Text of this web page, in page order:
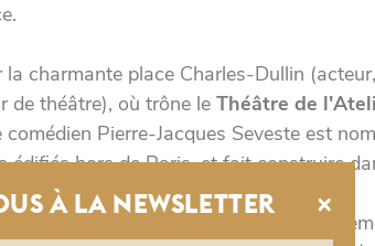
charmante place Charles-Dullin (acteur,
de théâtre), où trône le Théâtre de
Pierre-Jacques Seveste est
édifiés hors de Paris, et fait construire
salle de bois conçue par l'architecte
le
est
À LA NEWSLETTER ×